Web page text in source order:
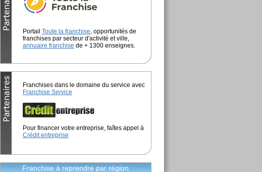
Portail Toute la franchise, opportunités de
franchises par secteur d'activité et ville,
annuaire franchise de + 1300 enseignes.
Franchises dans le domaine du service avec
Franchise Service
Pour financer votre entreprise, faîtes appel à
Crédit entreprise
Franchise à reprendre par région